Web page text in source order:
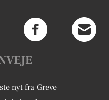
nyt fra Greve